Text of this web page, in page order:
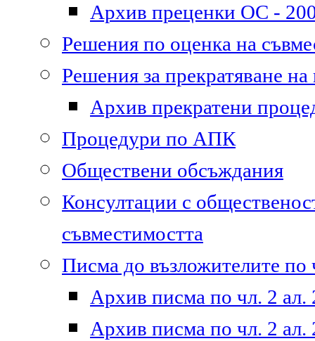
Архив преценки ОС -
Решения по оценка на
Решения за прекратяване
Архив прекратени
Процедури по АПК
Обществени обсъждания
Консултации с
съвместимостта
Писма до възложителите по
Архив писма по чл. 2 ал.
Архив писма по чл. 2 ал.